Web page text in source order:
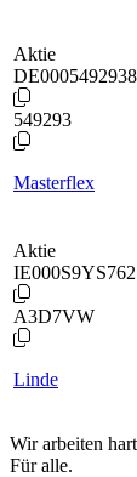
Aktie
DE0005492938
549293
Masterflex
Aktie
IE000S9YS762
A3D7VW
Linde
Wir arbeiten
Für alle.